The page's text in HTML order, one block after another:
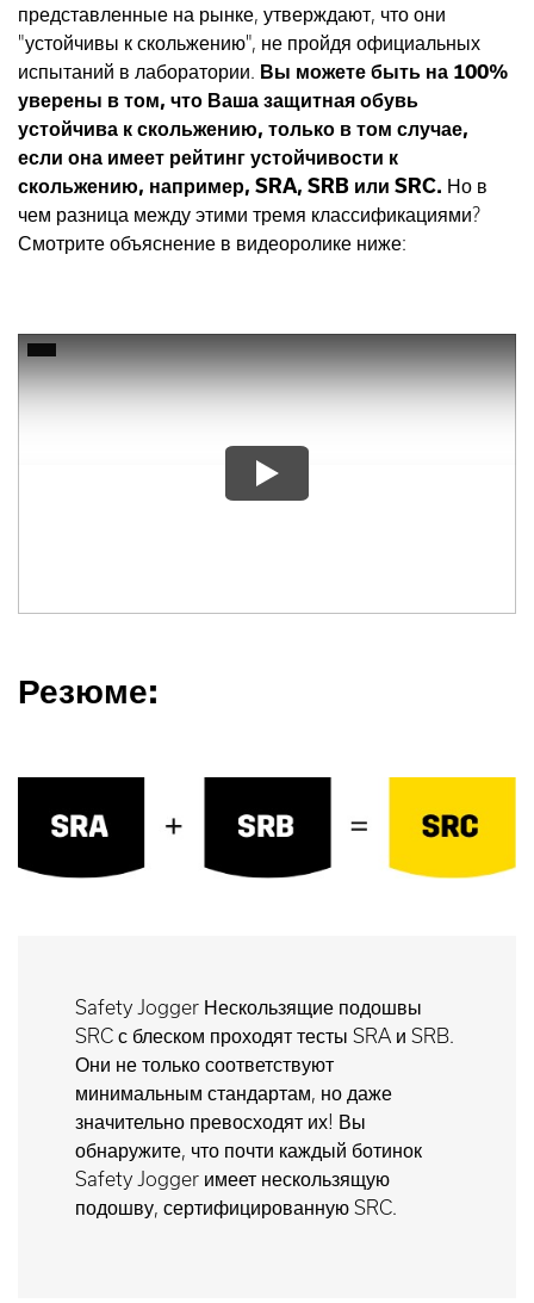
представленные на рынке, утверждают, что они
"устойчивы к скольжению", не пройдя официальных
испытаний в лаборатории. Вы можете быть на 100%
уверены в том, что Ваша защитная обувь
устойчива к скольжению, только в том случае,
если она имеет рейтинг устойчивости к
скольжению, например, SRA, SRB или SRC. Но в
чем разница между этими тремя классификациями?
Смотрите объяснение в видеоролике ниже:
Резюме:
Safety Jogger Нескользящие подошвы
SRC с блеском проходят тесты SRA и SRB.
Они не только соответствуют
минимальным стандартам, но даже
значительно превосходят их! Вы
обнаружите, что почти каждый ботинок
Safety Jogger имеет нескользящую
подошву, сертифицированную SRC.